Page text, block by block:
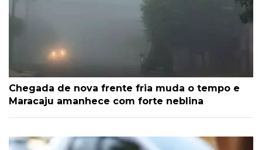
Chegada de nova frente fria muda o tempo e
Maracaju amanhece com forte neblina